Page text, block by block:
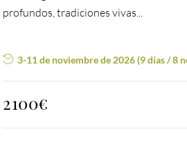
profundos, tradiciones vivas...
3-11 de noviembre de 2026 (9 días / 8
2100€